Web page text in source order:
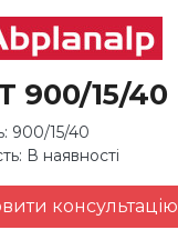
900/15/40
900/15/40
В наявності
консультацію